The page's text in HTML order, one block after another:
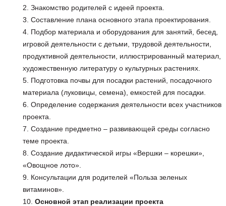
Знакомство родителей с идеей проекта.
Составление плана основного этапа проектирования.
Подбор материала и оборудования для занятий, бесед,
игровой деятельности с детьми, трудовой деятельности,
продуктивной деятельности, иллюстрированный материал,
художественную литературу о культурных растениях.
Подготовка почвы для посадки растений, посадочного
материала (луковицы, семена), емкостей для посадки.
Определение содержания деятельности всех участников
проекта.
Создание предметно – развивающей среды согласно
теме проекта.
Создание дидактической игры «Вершки – корешки»,
«Овощное лото».
Консультации для родителей «Польза зеленых
витаминов».
Основной этап реализации проекта